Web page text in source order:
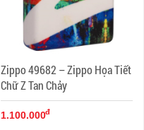
Zippo 49682 – Zippo Họa Tiết
Chữ Z Tan Chảy
1.100.000đ